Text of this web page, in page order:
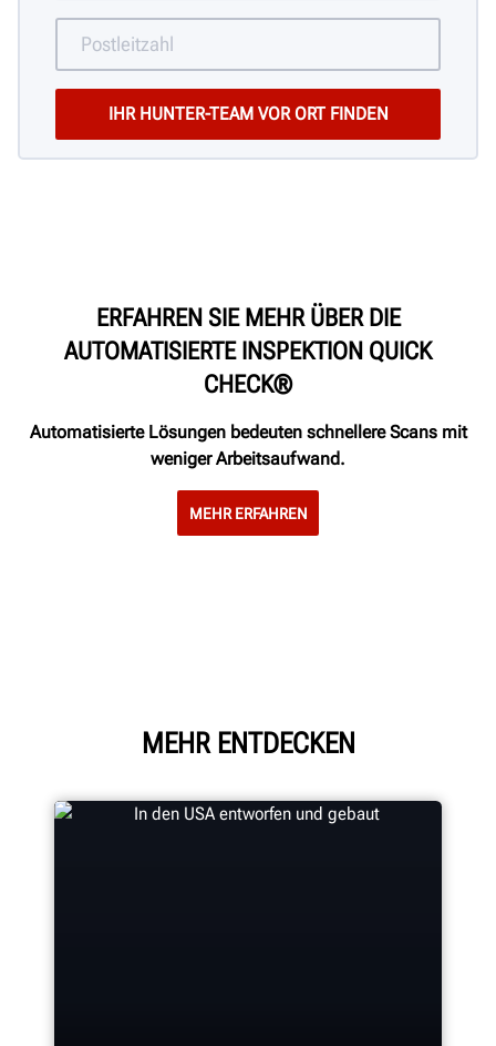
ERFAHREN SIE MEHR ÜBER DIE
AUTOMATISIERTE INSPEKTION QUICK
CHECK®
Automatisierte Lösungen bedeuten schnellere Scans mit
weniger Arbeitsaufwand.
MEHR ERFAHREN
MEHR ENTDECKEN